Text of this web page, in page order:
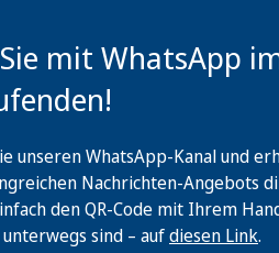
mit WhatsApp
unseren WhatsApp-Kanal und
Nachrichten-Angebots
den QR-Code mit Ihrem
sind – aufdiesen Link.